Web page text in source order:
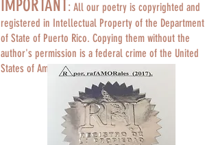
IMPORTANT: All our poetry is copyrighted and
registered in Intellectual Property of the Department
of State of Puerto Rico. Copying them without the
author's permission is a federal crime of the United
States of America.